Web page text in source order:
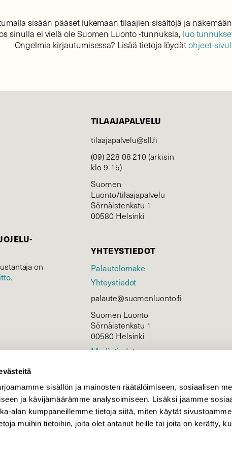
sisällön ja mainosten räätälöimiseen, sosiaalisen
ja kävijämäärämme analysoimiseen. Lisäksi jaamme
alan kumppaneillemme tietoja siitä, miten käytät
muihin tietoihin, joita olet antanut heille tai joita on kerätty,
sisään pääset lukemaan tilaajien sisältöjä ja
sinulla ei vielä ole Suomen Luonto -tunnuksia, luo
Ongelmia kirjautumisessa? Lisää tietoja löydätohjeet-
on
.
TILAAJAPALVELU
tilaajapalvelu@sll.fi
(09) 228 08 210 (arkisin
klo 9-15)
Suomen
Luonto/tilaajapalvelu
Sörnäistenkatu 1
00580 Helsinki
YHTEYSTIEDOT
Palautelomake
Yhteystiedot
palaute@suomenluonto.fi
Suomen Luonto
Sörnäistenkatu 1
00580 Helsinki
Mediatiedot
KIRJAUDU